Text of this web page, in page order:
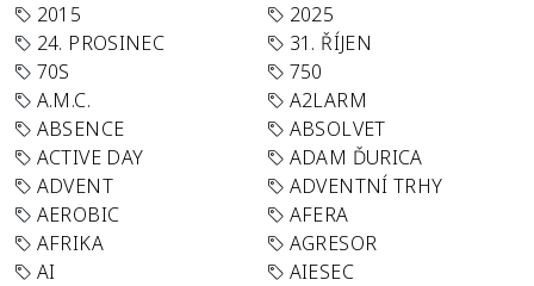
2015
2025
24. PROSINEC
31. ŘÍJEN
70S
750
A.M.C.
A2LARM
ABSENCE
ABSOLVET
ACTIVE DAY
ADAM ĎURICA
ADVENT
ADVENTNÍ TRHY
AEROBIC
AFERA
AFRIKA
AGRESOR
AI
AIESEC